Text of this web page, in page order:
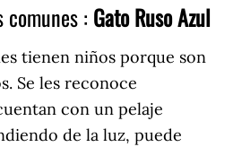
comunes : Gato Ruso Azul
tienen niños porque son
Se les reconoce
con un pelaje
de la luz, puede